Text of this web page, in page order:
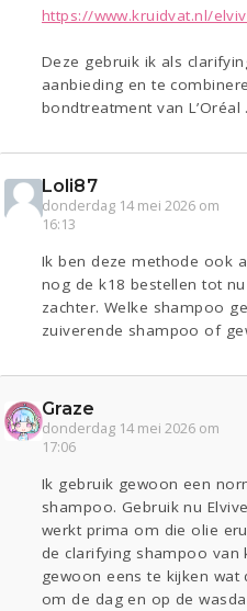
https://www.kruidvat.nl/
Deze gebruik ik als
aanbieding en te
bondtreatment van L’Oréal .
Loli87
donderdag 14 mei 2026 om
16:13
Ik ben deze methode ook
nog de k18 bestellen tot
zachter. Welke shampoo
zuiverende shampoo of
Graze
donderdag 14 mei 2026 om
17:06
Ik gebruik gewoon een
shampoo. Gebruik nu
werkt prima om die olie
de clarifying shampoo van
gewoon eens te kijken wat
om de dag en op de